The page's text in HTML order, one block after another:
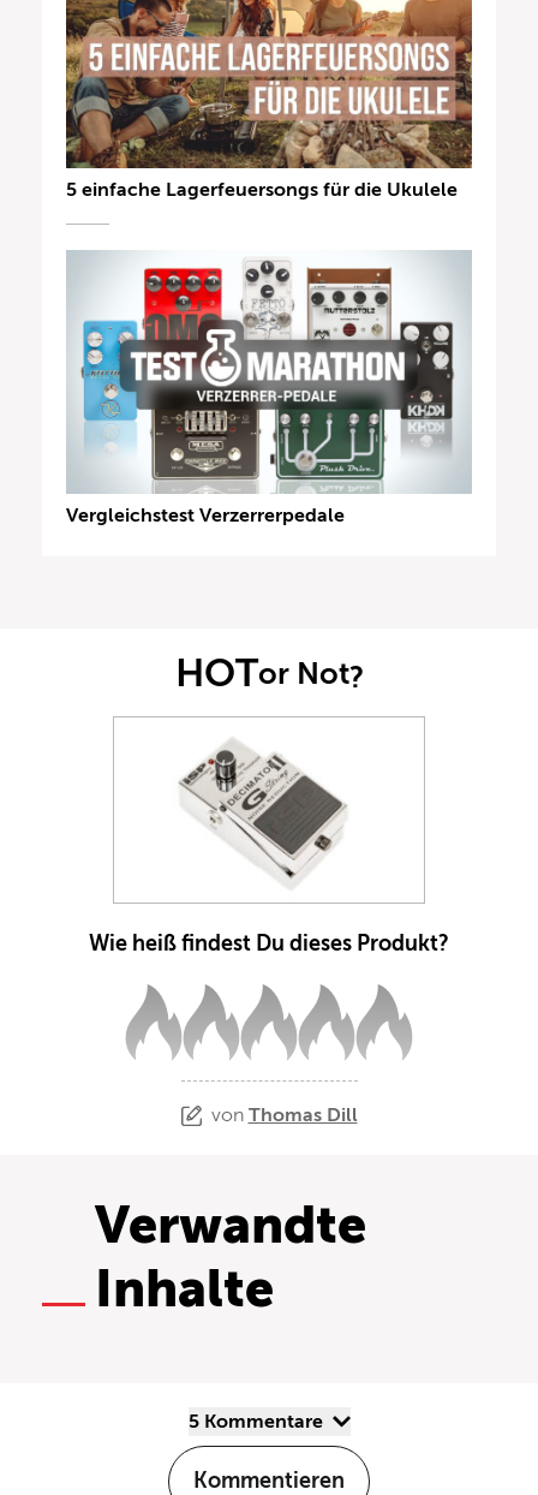
5 einfache Lagerfeuersongs für die Ukulele
Vergleichstest Verzerrerpedale
HOTor Not?
Wie heiß findest Du dieses Produkt?
von Thomas Dill
Verwandte
Inhalte
5 Kommentare
Kommentieren